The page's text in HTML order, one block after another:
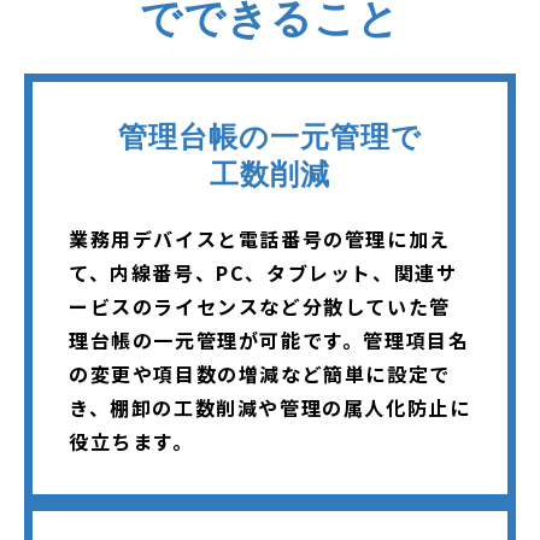
でできること
管理台帳の一元管理で
工数削減
業務用デバイスと電話番号の管理に加え
て、内線番号、PC、タブレット、関連サ
ービスのライセンスなど分散していた管
理台帳の一元管理が可能です。管理項目名
の変更や項目数の増減など簡単に設定で
き、棚卸の工数削減や管理の属人化防止に
役立ちます。